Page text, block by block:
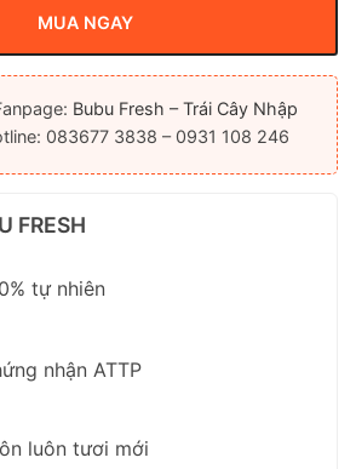
MUA NGAY
Bubu Fresh – Trái Cây Nhập
083677 3838 – 0931 108 246
FRESH
tự nhiên
nhận ATTP
luôn tươi mới